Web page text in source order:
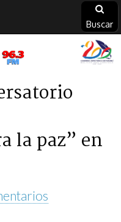
Buscar
la paz” en